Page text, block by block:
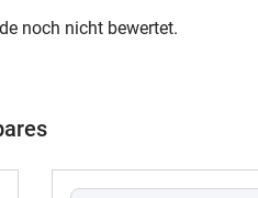
noch nicht bewertet.